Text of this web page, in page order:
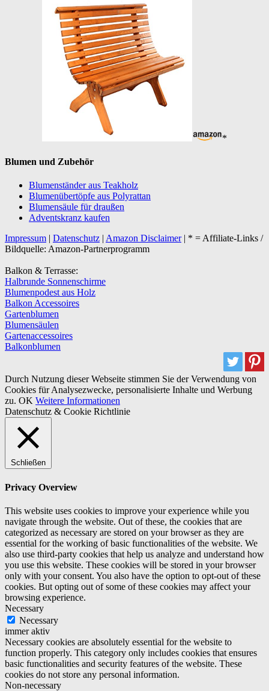
*
Blumen und Zubehör
Blumenständer aus Teakholz
Blumenübertöpfe aus Polyrattan
Blumensäule für draußen
Adventskranz kaufen
Impressum
Datenschutz Amazon Disclaimer| * = Affiliate-Links /
Bildquelle: Amazon-Partnerprogramm
Balkon & Terrasse:
Halbrunde Sonnenschirme
Blumenpodest aus Holz
Balkon Accessoires
Gartenblumen
Blumensäulen
Gartenaccessoires
Balkonblumen
Durch Nutzung dieser Webseite stimmen Sie der Verwendung von
Cookies für Analysezwecke, personalisierte Inhalte und Werbung
zu. OK Weitere Informationen
Datenschutz & Cookie Richtlinie
Schließen
Privacy Overview
This website uses cookies to improve your experience while you
navigate through the website. Out of these, the cookies that are
categorized as necessary are stored on your browser as they are
essential for the working of basic functionalities of the website. We
also use third-party cookies that help us analyze and understand how
you use this website. These cookies will be stored in your browser
only with your consent. You also have the option to opt-out of these
cookies. But opting out of some of these cookies may affect your
browsing experience.
Necessary
Necessary
immer aktiv
Necessary cookies are absolutely essential for the website to
function properly. This category only includes cookies that ensures
basic functionalities and security features of the website. These
cookies do not store any personal information.
Non-necessary